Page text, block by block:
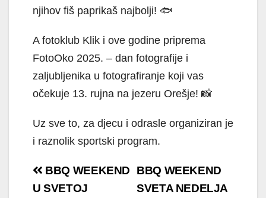
njihov fiš paprikaš najbolji! 🐟
A fotoklub Klik i ove godine priprema
FotoOko 2025. – dan fotografije i
zaljubljenika u fotografiranje koji vas
očekuje 13. rujna na jezeru Orešje! 📸
Uz sve to, za djecu i odrasle organiziran je
i raznolik sportski program.
Navigacija
objava
BBQ WEEKEND
SVETA NEDELJA
BBQ WEEKEND
U SVETOJ